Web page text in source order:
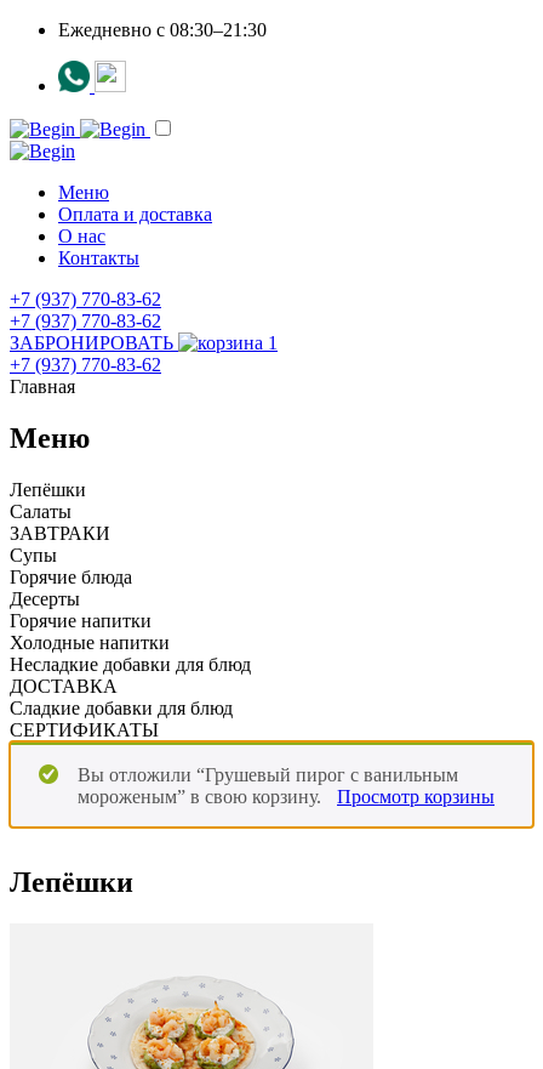
Ежедневно c 08:30–21:30
Меню
Оплата и доставка
О нас
Контакты
+7 (937) 770-83-62
+7 (937) 770-83-62
ЗАБРОНИРОВАТЬ
1
+7 (937) 770-83-62
Главная
Меню
Лепёшки
Салаты
ЗАВТРАКИ
Супы
Горячие блюда
Десерты
Горячие напитки
Холодные напитки
Несладкие добавки для блюд
ДОСТАВКА
Сладкие добавки для блюд
СЕРТИФИКАТЫ
Вы отложили “Грушевый пирог с ванильным
мороженым” в свою корзину.
Просмотр корзины
Лепёшки